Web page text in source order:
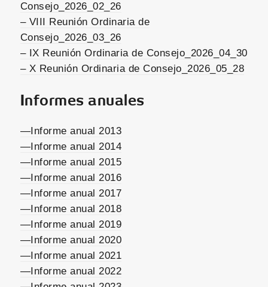
Consejo_2026_02_26
– VIII Reunión Ordinaria de
Consejo_2026_03_26
– IX Reunión Ordinaria de Consejo_2026_04_30
– X Reunión Ordinaria de Consejo_2026_05_28
Informes anuales
—Informe anual 2013
—Informe anual 2014
—Informe anual 2015
—Informe anual 2016
—Informe anual 2017
—Informe anual 2018
—Informe anual 2019
—Informe anual 2020
—Informe anual 2021
—Informe anual 2022